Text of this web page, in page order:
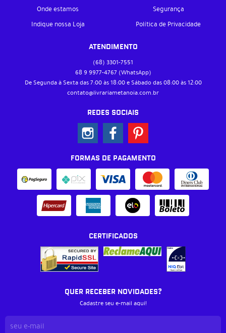
Onde estamos
Indique nossa Loja
Segurança
Política de Privacidade
ATENDIMENTO
(68) 3301-7551
68 9 9977-4767 (WhatsApp)
De Segunda à Sexta das 7:00 às 18:00 e Sábado das 08:00 às 12:00
contato@livrariametanoia.com.br
REDES SOCIAIS
FORMAS DE PAGAMENTO
CERTIFICADOS
QUER RECEBER NOVIDADES?
Cadastre seu e-mail aqui!